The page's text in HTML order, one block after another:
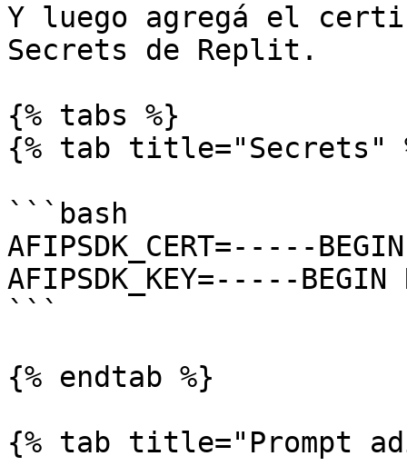
Y luego agregá el
Secrets de Replit.
{% tabs %}
{% tab title="Secrets"
```bash
AFIPSDK_CERT=-----
AFIPSDK_KEY=-----
```
{% endtab %}
{% tab title="Prompt